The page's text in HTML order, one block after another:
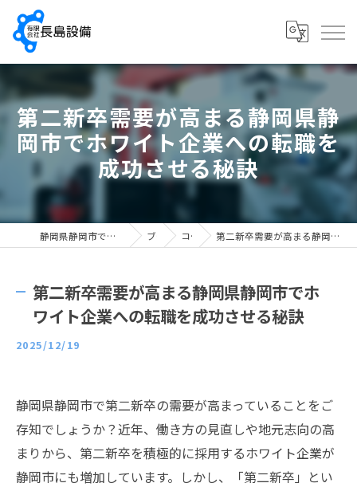
第二新卒需要が高まる静岡県静
岡市でホワイト企業への転職を
成功させる秘訣
静岡県静岡市で配管工の求人なら有限会社長島設備 ブログ コラム 第二新卒需要が高まる静岡県静岡市でホワイト企業への転職を成功させる秘訣
第二新卒需要が高まる静岡県静岡市でホ
ワイト企業への転職を成功させる秘訣
2025/12/19
静岡県静岡市で第二新卒の需要が高まっていることをご
存知でしょうか？近年、働き方の見直しや地元志向の高
まりから、第二新卒を積極的に採用するホワイト企業が
静岡市にも増加しています。しかし、「第二新卒」とい